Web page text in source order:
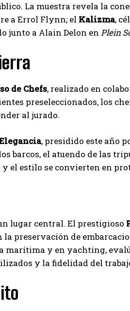
La muestra revela la
a Errol Flynn; el Kalizma,
junto a Alain Delon en Plein
de Chefs, realizado en
preseleccionados, los
al jurado.
, presidido este año
barcos, el atuendo de las
el estilo se convierten en
lugar central. El prestigioso
la preservación de
y en yachting,
y la fidelidad del